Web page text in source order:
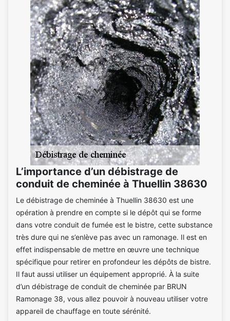
L’importance d’un débistrage de
conduit de cheminée à Thuellin 38630
Le débistrage de cheminée à Thuellin 38630 est une
opération à prendre en compte si le dépôt qui se forme
dans votre conduit de fumée est le bistre, cette substance
très dure qui ne s’enlève pas avec un ramonage. Il est en
effet indispensable de mettre en œuvre une technique
spécifique pour retirer en profondeur les dépôts de bistre.
Il faut aussi utiliser un équipement approprié. À la suite
d’un débistrage de conduit de cheminée par BRUN
Ramonage 38, vous allez pouvoir à nouveau utiliser votre
appareil de chauffage en toute sérénité.